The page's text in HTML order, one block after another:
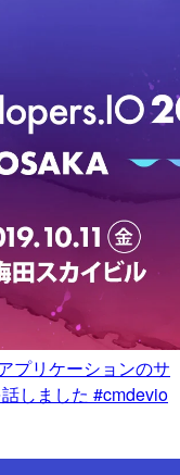
プリケーションのサ
しました #cmdevio